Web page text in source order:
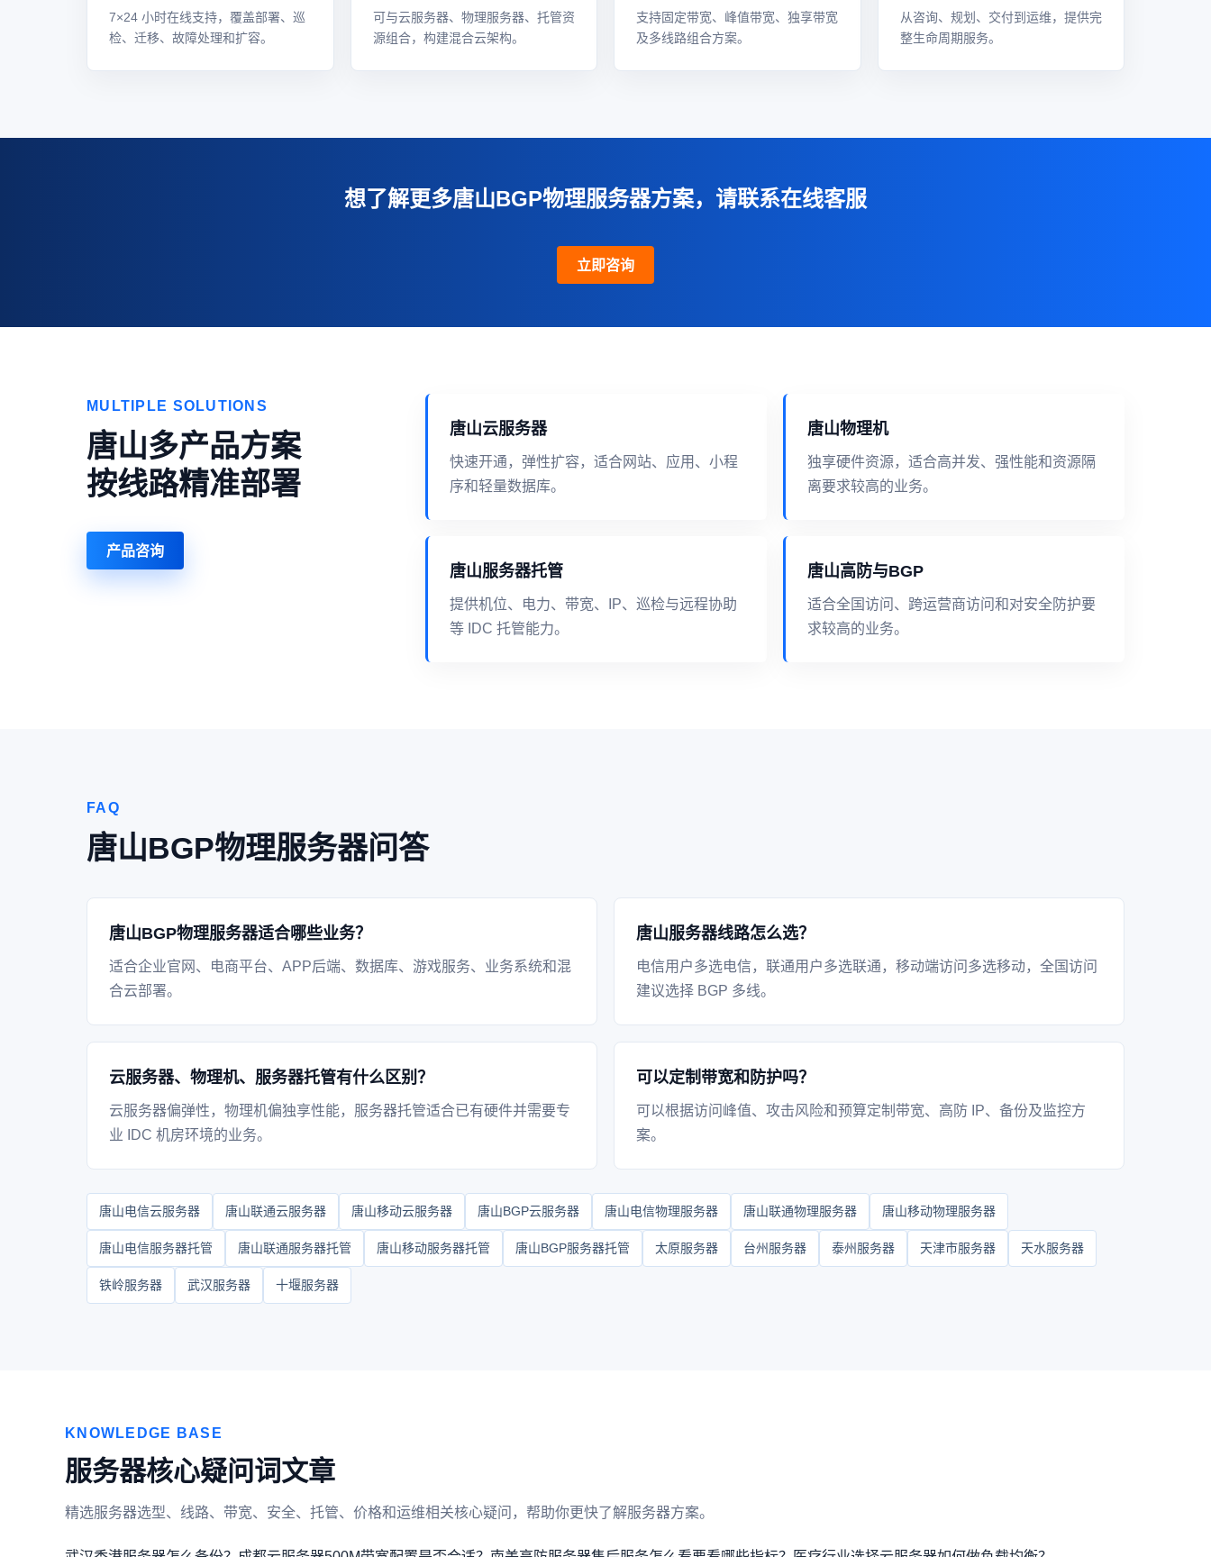
7×24 小时在线支持，覆盖部署、巡
检、迁移、故障处理和扩容。
可与云服务器、物理服务器、托管资
源组合，构建混合云架构。
支持固定带宽、峰值带宽、独享带宽
及多线路组合方案。
从咨询、规划、交付到运维，提供完
整生命周期服务。
想了解更多唐山BGP物理服务器方案，请联系在线客服
立即咨询
MULTIPLE SOLUTIONS
唐山多产品方案
按线路精准部署
产品咨询
唐山云服务器
快速开通，弹性扩容，适合网站、应用、小程
序和轻量数据库。
唐山物理机
独享硬件资源，适合高并发、强性能和资源隔
离要求较高的业务。
唐山服务器托管
提供机位、电力、带宽、IP、巡检与远程协助
等 IDC 托管能力。
唐山高防与BGP
适合全国访问、跨运营商访问和对安全防护要
求较高的业务。
FAQ
唐山BGP物理服务器问答
唐山BGP物理服务器适合哪些业务？
适合企业官网、电商平台、APP后端、数据库、游戏服务、业务系统和混
合云部署。
唐山服务器线路怎么选？
电信用户多选电信，联通用户多选联通，移动端访问多选移动，全国访问
建议选择 BGP 多线。
云服务器、物理机、服务器托管有什么区别？
云服务器偏弹性，物理机偏独享性能，服务器托管适合已有硬件并需要专
业 IDC 机房环境的业务。
可以定制带宽和防护吗？
可以根据访问峰值、攻击风险和预算定制带宽、高防 IP、备份及监控方
案。
唐山电信云服务器 唐山联通云服务器 唐山移动云服务器 唐山BGP云服务器 唐山电信物理服务器 唐山联通物理服务器 唐山移动物理服务器
唐山电信服务器托管 唐山联通服务器托管 唐山移动服务器托管 唐山BGP服务器托管 太原服务器 台州服务器 泰州服务器 天津市服务器 天水服务器
铁岭服务器 武汉服务器 十堰服务器
KNOWLEDGE BASE
服务器核心疑问词文章
精选服务器选型、线路、带宽、安全、托管、价格和运维相关核心疑问，帮助你更快了解服务器方案。